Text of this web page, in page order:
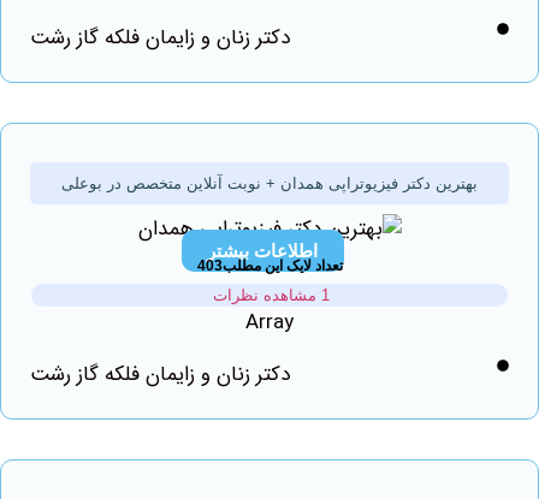
دکتر زنان و زایمان فلکه گاز رشت
بهترین دکتر فیزیوتراپی همدان + نوبت‌ آنلاین متخصص در بوعلی
اطلاعات بیشتر
تعداد لایک این مطلب403
دکتر زنان و زایمان فلکه گاز رشت